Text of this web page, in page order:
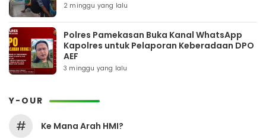
2 minggu yang lalu
Polres Pamekasan Buka Kanal WhatsApp
Kapolres untuk Pelaporan Keberadaan DPO
AEF
3 minggu yang lalu
Y-OUR
# Ke Mana Arah HMI?